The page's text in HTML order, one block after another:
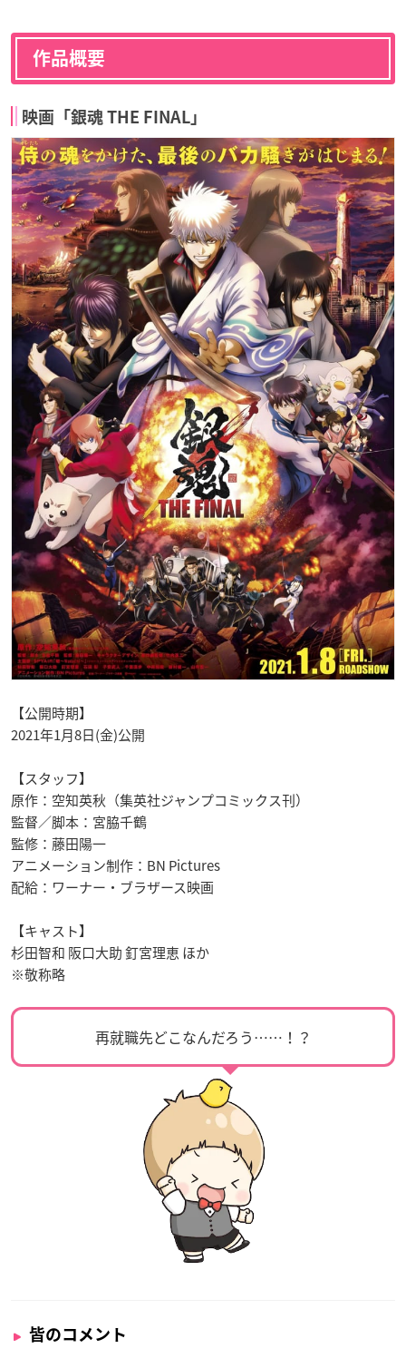
作品概要
映画「銀魂 THE FINAL」
【公開時期】
2021年1月8日(金)公開
【スタッフ】
原作：空知英秋（集英社ジャンプコミックス刊）
監督／脚本：宮脇千鶴
監修：藤田陽一
アニメーション制作：BN Pictures
配給：ワーナー・ブラザース映画
【キャスト】
杉田智和 阪口大助 釘宮理恵 ほか
※敬称略
再就職先どこなんだろう……！？
皆のコメント